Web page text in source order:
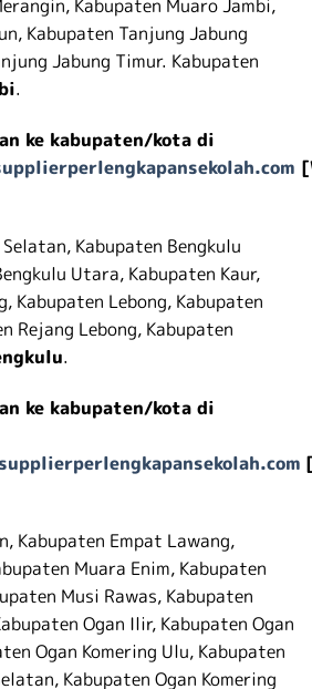
Kabupaten Muaro Jambi,
Kabupaten Tanjung Jabung
Jabung Timur. Kabupaten
.
ke kabupaten/kota di
Kabupaten Bengkulu
Utara, Kabupaten Kaur,
Kabupaten Lebong, Kabupaten
Rejang Lebong, Kabupaten
.
ke kabupaten/kota di
Kabupaten Empat Lawang,
Muara Enim, Kabupaten
Musi Rawas, Kabupaten
Ogan Ilir, Kabupaten Ogan
Ogan Komering Ulu, Kabupaten
Kabupaten Ogan Komering